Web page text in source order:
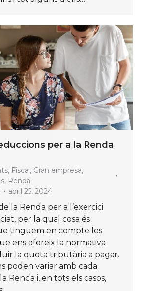
per a la Renda
, Fiscal, Gran empresa,
, Renda
abril 25, 2024
la Renda per a l’exercici
per la qual cosa és
tinguem en compte les
ens ofereix la normativa
la quota tributària a pagar.
poden variar amb cada
Renda i, en tots els casos,